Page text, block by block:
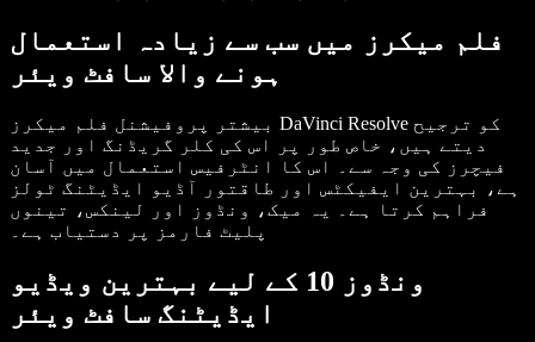
فلم میکرز میں سب سے زیادہ استعمال
ہونے والا سافٹ ویئر
بیشتر پروفیشنل فلم میکرز DaVinci Resolve کو ترجیح
دیتے ہیں، خاص طور پر اس کی کلر گریڈنگ اور جدید
فیچرز کی وجہ سے۔ اس کا انٹرفیس استعمال میں آسان
ہے، بہترین ایفیکٹس اور طاقتور آڈیو ایڈیٹنگ ٹولز
فراہم کرتا ہے۔ یہ میک، ونڈوز اور لینکس، تینوں
پلیٹ فارمز پر دستیاب ہے۔
ونڈوز 10 کے لیے بہترین ویڈیو
ایڈیٹنگ سافٹ ویئر